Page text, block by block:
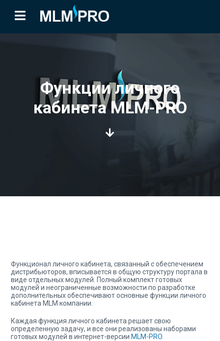
Функции личного
кабинета MLM-PRO
Функционал личного кабинета, связанный с обеспечением
дистрибьюторов, вписывается в общую структуру портала в
виде отдельных модулей. Полный комплект готовых
модулей и неограниченные возможности по разработке
дополнительных обеспечивают основные функции личного
кабинета MLM компании.
Каждая функция личного кабинета решает свою
определенную задачу, и все они реализованы наборами
готовых модулей в интернет-версии MLM-PRO